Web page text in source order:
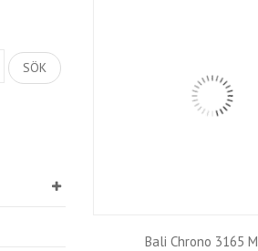
SÖK
Bali Chrono 3165